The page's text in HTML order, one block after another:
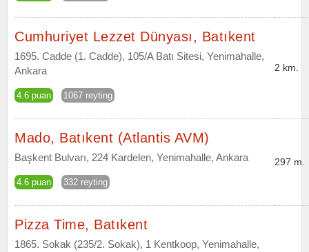
Cumhuriyet Lezzet Dünyası, Batıkent
1695. Cadde (1. Cadde), 105/A Batı Sitesi, Yenimahalle,
Ankara
4.6 puan 1067 reyting
2 km.
Mado, Batıkent (Atlantis AVM)
Başkent Bulvarı, 224 Kardelen, Yenimahalle, Ankara
4.6 puan 332 reyting
297 m.
Pizza Time, Batıkent
1865. Sokak (235/2. Sokak), 1 Kentkoop, Yenimahalle,